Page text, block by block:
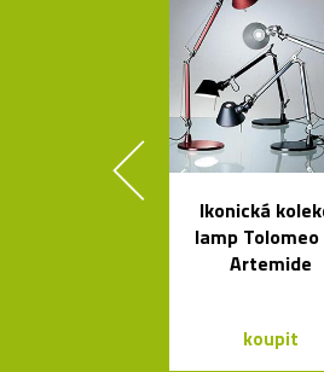
Ikonická
lamp
Artemide
koupit